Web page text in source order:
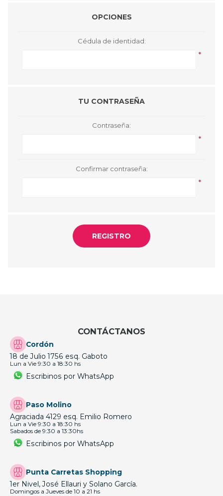
OPCIONES
Cédula de identidad:
*
TU CONTRASEÑA
Contraseña:
*
Confirmar contraseña:
*
CONTÁCTANOS
Cordón
18 de Julio 1756 esq. Gaboto
Lun a Vie 9:30 a 18:30 hs
Escribinos por WhatsApp
Paso Molino
Agraciada 4129 esq. Emilio Romero
Lun a Vie 9:30 a 18:30 hs
Sabados de 9:30 a 13:30hs
Escribinos por WhatsApp
Punta Carretas Shopping
1er Nivel, José Ellauri y Solano García.
Domingos a Jueves de 10 a 21 hs